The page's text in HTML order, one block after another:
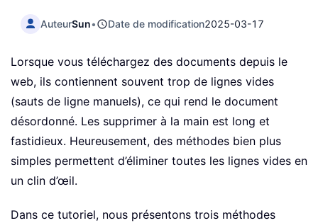
AuteurSun• Date de modification2025-03-17
Lorsque vous téléchargez des documents depuis le
web, ils contiennent souvent trop de lignes vides
(sauts de ligne manuels), ce qui rend le document
désordonné. Les supprimer à la main est long et
fastidieux. Heureusement, des méthodes bien plus
simples permettent d’éliminer toutes les lignes vides en
un clin d’œil.
Dans ce tutoriel, nous présentons trois méthodes